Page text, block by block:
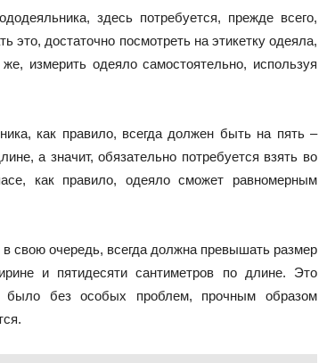
здесь потребуется, прежде всего,
это, достаточно посмотреть на этикетку одеяла,
измерить одеяло самостоятельно, используя
как правило, всегда должен быть на пять –
а значит, обязательно потребуется взять во
как правило, одеяло сможет равномерным
свою очередь, всегда должна превышать размер
и пятидесяти сантиметров по длине. Это
без особых проблем, прочным образом